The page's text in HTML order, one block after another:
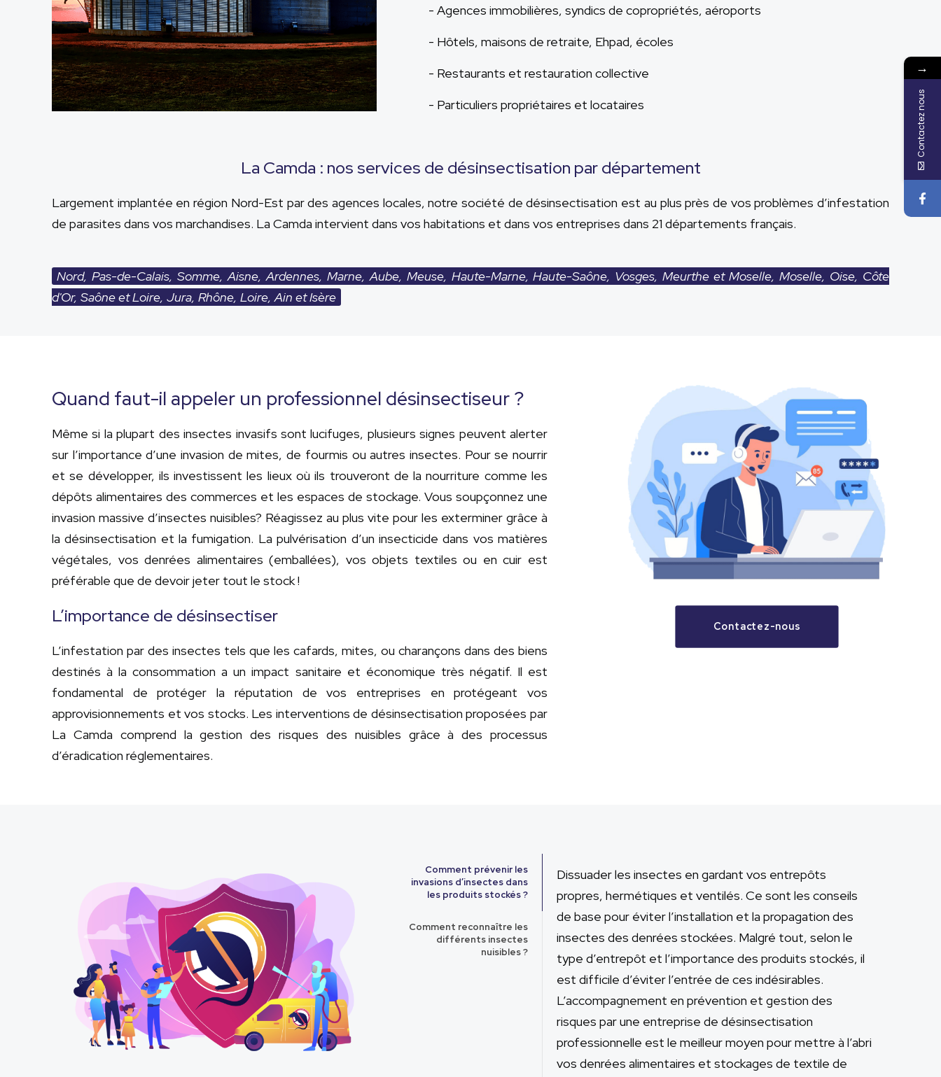
- Agences immobilières, syndics de copropriétés, aéroports
- Hôtels, maisons de retraite, Ehpad, écoles
- Restaurants et restauration collective
- Particuliers propriétaires et locataires
La Camda : nos services de désinsectisation par département
Largement implantée en région Nord-Est par des agences locales, notre société de désinsectisation est au plus près de vos problèmes d’infestation
de parasites dans vos marchandises. La Camda intervient dans vos habitations et dans vos entreprises dans 21 départements français.
Nord, Pas-de-Calais, Somme, Aisne, Ardennes, Marne, Aube, Meuse, Haute-Marne, Haute-Saône, Vosges, Meurthe et Moselle, Moselle, Oise, Côte
d'Or, Saône et Loire, Jura, Rhône, Loire, Ain et Isère
Quand faut-il appeler un professionnel désinsectiseur ?
Même si la plupart des insectes invasifs sont lucifuges, plusieurs signes peuvent alerter
sur l’importance d’une invasion de mites, de fourmis ou autres insectes. Pour se nourrir
et se développer, ils investissent les lieux où ils trouveront de la nourriture comme les
dépôts alimentaires des commerces et les espaces de stockage. Vous soupçonnez une
invasion massive d’insectes nuisibles? Réagissez au plus vite pour les exterminer grâce à
la désinsectisation et la fumigation. La pulvérisation d’un insecticide dans vos matières
végétales, vos denrées alimentaires (emballées), vos objets textiles ou en cuir est
préférable que de devoir jeter tout le stock !
L’importance de désinsectiser
L’infestation par des insectes tels que les cafards, mites, ou charançons dans des biens
destinés à la consommation a un impact sanitaire et économique très négatif. Il est
fondamental de protéger la réputation de vos entreprises en protégeant vos
approvisionnements et vos stocks. Les interventions de désinsectisation proposées par
La Camda comprend la gestion des risques des nuisibles grâce à des processus
d’éradication réglementaires.
Contactez-nous
Comment prévenir les
invasions d’insectes dans
les produits stockés ?
Comment reconnaître les
différents insectes
nuisibles ?
Dissuader les insectes en gardant vos entrepôts
propres, hermétiques et ventilés. Ce sont les conseils
de base pour éviter l’installation et la propagation des
insectes des denrées stockées. Malgré tout, selon le
type d’entrepôt et l’importance des produits stockés, il
est difficile d’éviter l’entrée de ces indésirables.
L’accompagnement en prévention et gestion des
risques par une entreprise de désinsectisation
professionnelle est le meilleur moyen pour mettre à l’abri
vos denrées alimentaires et stockages de textile de
→
Contactez nous